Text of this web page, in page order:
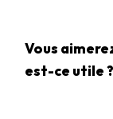
Vous
est-ce utile ?